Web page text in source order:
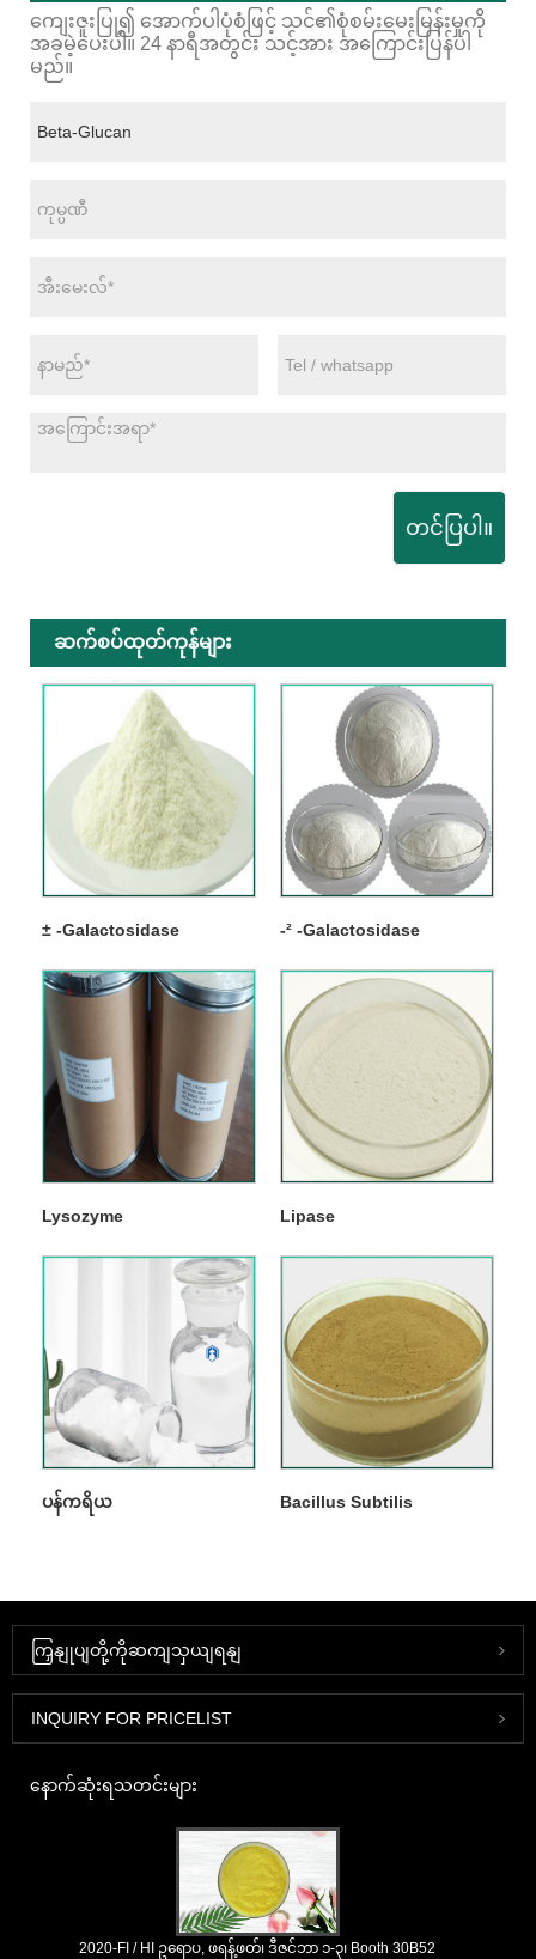
ကျေးဇူးပြု၍ အောက်ပါပုံစံဖြင့် သင်၏စုံစမ်းမေးမြန်းမှုကို
အခမဲ့ပေးပါ။ 24 နာရီအတွင်း သင့်အား အကြောင်းပြန်ပါ
မည်။
တင်ပြပါ။
ဆက်စပ်ထုတ်ကုန်များ
± -Galactosidase -² -Galactosidase
Lysozyme Lipase
ပန်ကရိယ Bacillus Subtilis
ကြှနျုပျတို့ကိုဆကျသှယျရနျ
INQUIRY FOR PRICELIST
နောက်ဆုံးရသတင်းများ
2020-FI / HI ဥရောပ, ဖရန့်ဖတ်၊ ဒီဇင်ဘာ ၁-၃၊ Booth 30B52